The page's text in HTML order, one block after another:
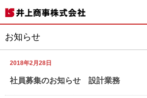
お知らせ
2018年2月28日
社員募集のお知らせ 設計業務